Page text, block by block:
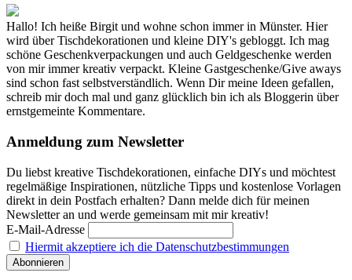
Hallo! Ich heiße Birgit und wohne schon immer in Münster. Hier
wird über Tischdekorationen und kleine DIY's gebloggt. Ich mag
schöne Geschenkverpackungen und auch Geldgeschenke werden
von mir immer kreativ verpackt. Kleine Gastgeschenke/Give aways
sind schon fast selbstverständlich. Wenn Dir meine Ideen gefallen,
schreib mir doch mal und ganz glücklich bin ich als Bloggerin über
ernstgemeinte Kommentare.
Anmeldung zum Newsletter
Du liebst kreative Tischdekorationen, einfache DIYs und möchtest
regelmäßige Inspirationen, nützliche Tipps und kostenlose Vorlagen
direkt in dein Postfach erhalten? Dann melde dich für meinen
Newsletter an und werde gemeinsam mit mir kreativ!
E-Mail-Adresse
Hiermit akzeptiere ich die Datenschutzbestimmungen